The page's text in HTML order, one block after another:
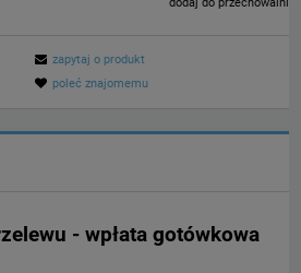
zapytaj o produkt
poleć znajomemu
- wpłata gotówkowa